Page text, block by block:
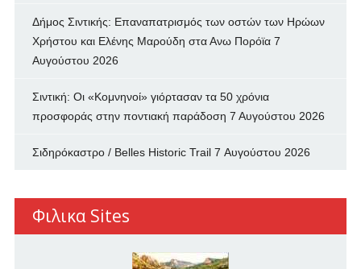
Δήμος Σιντικής: Επαναπατρισμός των oστών των Ηρώων
Χρήστου και Ελένης Μαρούδη στα Ανω Πορόϊα 7
Αυγούστου 2026
Σιντική: Οι «Κομνηνοί» γιόρτασαν τα 50 χρόνια
προσφοράς στην ποντιακή παράδοση 7 Αυγούστου 2026
Σιδηρόκαστρο / Belles Historic Trail 7 Αυγούστου 2026
Φιλικα Sites